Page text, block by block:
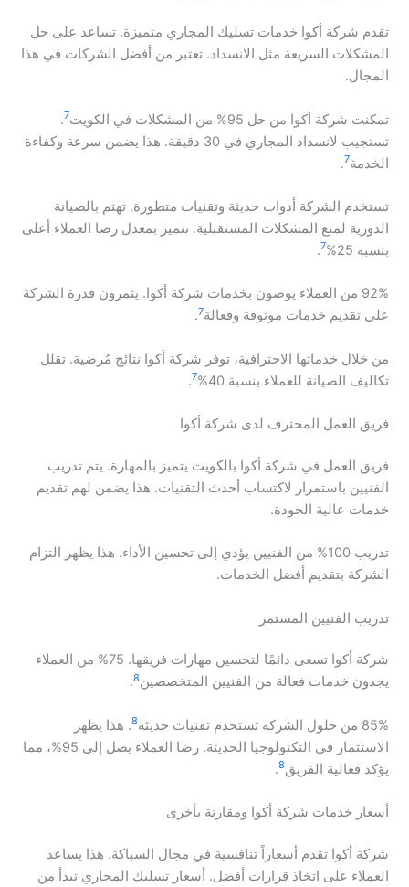
تقدم شركة أكوا خدمات تسليك المجاري متميزة. تساعد على حل
المشكلات السريعة مثل الانسداد. تعتبر من أفضل الشركات في هذا
المجال.
تمكنت شركة أكوا من حل 95% من المشكلات في الكويت 7
.
تستجيب لانسداد المجاري في 30 دقيقة. هذا يضمن سرعة وكفاءة
الخدمة7
.
تستخدم الشركة أدوات حديثة وتقنيات متطورة. تهتم بالصيانة
الدورية لمنع المشكلات المستقبلية. تتميز بمعدل رضا العملاء أعلى
بنسبة 25%
7
.
92% من العملاء يوصون بخدمات شركة أكوا. يثمرون قدرة الشركة
على تقديم خدمات موثوقة وفعالة7
.
من خلال خدماتها الاحترافية، توفر شركة أكوا نتائج مُرضية. تقلل
تكاليف الصيانة للعملاء بنسبة 40%
7
.
فريق العمل المحترف لدى شركة أكوا
فريق العمل في شركة أكوا بالكويت يتميز بالمهارة. يتم تدريب
الفنيين باستمرار لاكتساب أحدث التقنيات. هذا يضمن لهم تقديم
خدمات عالية الجودة.
تدريب 100% من الفنيين يؤدي إلى تحسين الأداء. هذا يظهر التزام
الشركة بتقديم أفضل الخدمات.
تدريب الفنيين المستمر
شركة أكوا تسعى دائمًا لتحسين مهارات فريقها. 75% من العملاء
يجدون خدمات فعالة من الفنيين المتخصصين8
.
85% من حلول الشركة تستخدم تقنيات حديثة 8. هذا يظهر
الاستثمار في التكنولوجيا الحديثة. رضا العملاء يصل إلى 95%، مما
يؤكد فعالية الفريق8
.
أسعار خدمات شركة أكوا ومقارنة بأخرى
شركة أكوا تقدم أسعاراً تنافسية في مجال السباكة. هذا يساعد
العملاء على اتخاذ قرارات أفضل. أسعار تسليك المجاري تبدأ من